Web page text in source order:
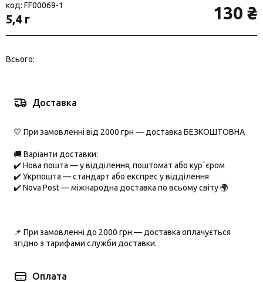
код: FF00069-1
5,4 г 130 ₴
Всього:
Доставка
💛 При замовленні від 2000 грн — доставка БЕЗКОШТОВНА
🚚 Варіанти доставки:
✔️Нова пошта — у відділення, поштомат або курʼєром
✔️Укрпошта — стандарт або експрес у відділення
✔️Nova Post— міжнародна доставка по всьому світу 🌍
📌 При замовленні до 2000 грн — доставка оплачується
згідно з тарифами служби доставки.
Оплата